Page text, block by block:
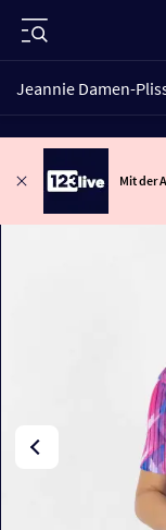
Jeannie Damen-
Mit der